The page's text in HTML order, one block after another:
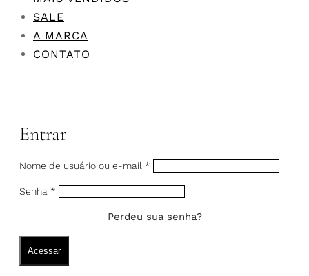
SALE
A MARCA
CONTATO
Entrar
Nome de usuário ou e-mail *
Senha *
Perdeu sua senha?
Acessar